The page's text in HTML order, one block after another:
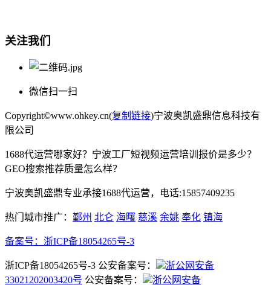
关注我们
微信扫一扫
Copyright©www.ohkey.cn(复制链接)宁波奥凯盛鼎信息科技有
限公司
1688代运营哪家好？宁波工厂短视频运营培训报价是多少？
GEO搜索推荐质量怎么样？
宁波奥凯盛鼎专业承接1688代运营，电话:15857409235
热门城市推广： 鄞州 北仑 海曙 慈溪 余姚 奉化 镇海
备案号： 浙ICP备18054265号-3
浙ICP备18054265号-3 公安备案号：
浙公网安备
33021202003420号 公安备案号： 浙公网安备